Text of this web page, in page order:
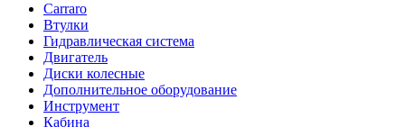
Carraro
Втулки
Гидравлическая система
Двигатель
Диски колесные
Дополнительное оборудование
Инструмент
Кабина